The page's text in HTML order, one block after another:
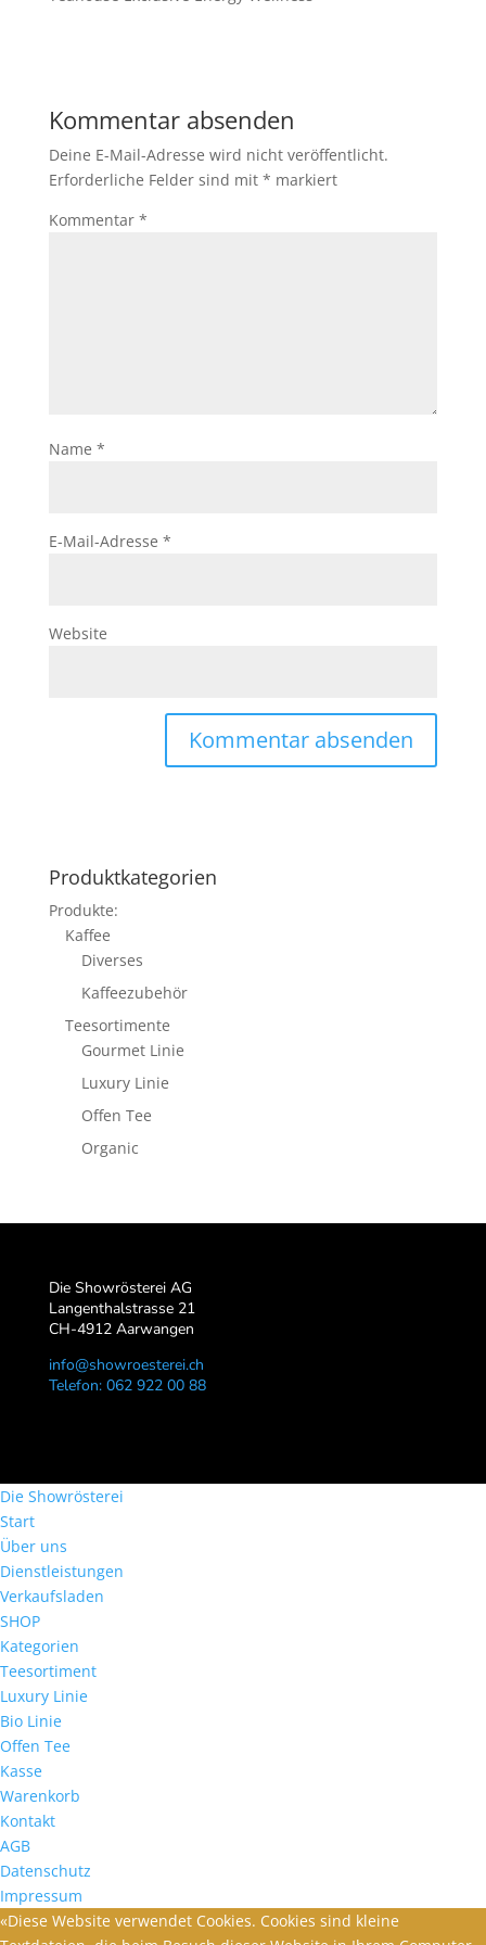
Kommentar absenden
Deine E-Mail-Adresse wird nicht veröffentlicht.
Erforderliche Felder sind mit * markiert
Kommentar *
Name *
E-Mail-Adresse *
Website
Produktkategorien
Produkte:
Kaffee
Diverses
Kaffeezubehör
Teesortimente
Gourmet Linie
Luxury Linie
Offen Tee
Organic
Die Showrösterei AG
Langenthalstrasse 21
CH-4912 Aarwangen
info@showroesterei.ch
Telefon: 062 922 00 88
Die Showrösterei
Start
Über uns
Dienstleistungen
Verkaufsladen
SHOP
Kategorien
Teesortiment
Luxury Linie
Bio Linie
Offen Tee
Kasse
Warenkorb
Kontakt
AGB
Datenschutz
Impressum
«Diese Website verwendet Cookies. Cookies sind kleine